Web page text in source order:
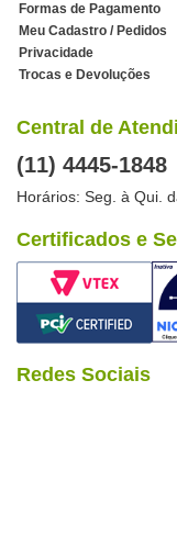
Formas de Pagamento
Meu Cadastro / Pedidos
Privacidade
Trocas e Devoluções
Central de
(11) 4445-1848
Horários: Seg. à Qui.
Certificados e
Redes Sociais